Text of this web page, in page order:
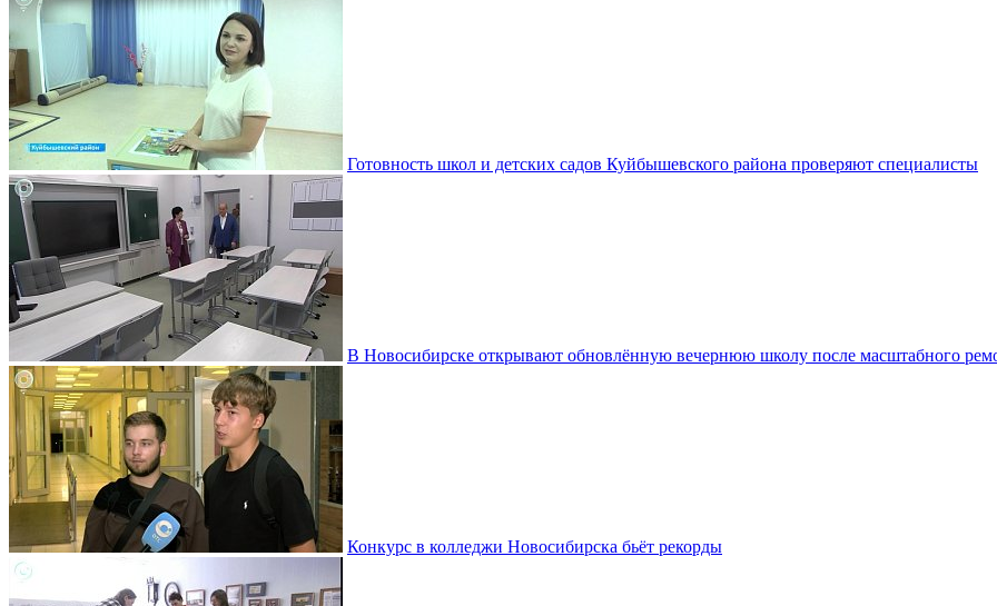
Готовность школ и детских садов Куйбышевского района проверяют специалисты
В Новосибирске открывают обновлённую вечернюю школу после масштабного
Конкурс в колледжи Новосибирска бьёт рекорды